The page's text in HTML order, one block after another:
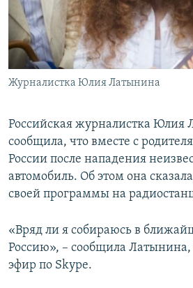
ПОБЕДИТЕЛЕЙ НЕ СУДЯТ?
КРЫМ.НЕПОКОРЕННЫЙ
ELIFBE
УКРАИНСКАЯ ПРОБЛЕМА КРЫМА
ПРИСОЕДИНЯЙТЕСЬ!
Журналистка Юлия Латынина
Российская журналистка Юлия
сообщила, что вместе с
России после нападения
автомобиль. Об этом она
своей программы на
«Вряд ли я собираюсь в
Россию», – сообщила Латынина,
эфир по Skype.